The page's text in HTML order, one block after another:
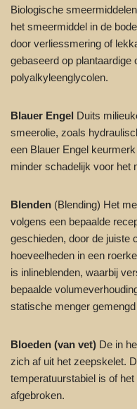
Biologische
het smeermiddel in de
door verliessmering of
gebaseerd op
polyalkyleenglycolen.
Blauer Engel Duits
smeerolie, zoals
een Blauer Engel
minder schadelijk voor het
Blenden (Blending) Het
volgens een bepaalde
geschieden, door de juiste
hoeveelheden in een
is inlineblenden, waarbij
bepaalde
statische menger
Bloeden (van vet) De in
zich af uit het zeepskelet.
temperatuurstabiel is of
afgebroken.